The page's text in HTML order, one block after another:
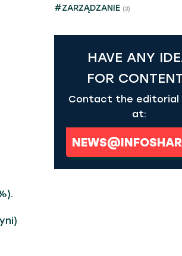
#ZARZĄDZANIE (3)
HAVE ANY
FOR
Contact the editorial
at: